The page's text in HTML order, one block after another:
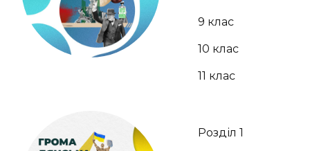
9 клас
10 клас
11 клас
Розділ 1